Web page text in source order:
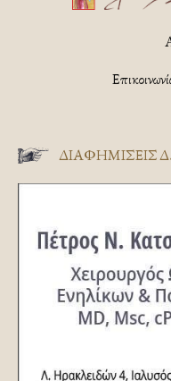
ΔΙΑΦΗΜΊΣΕΙΣ